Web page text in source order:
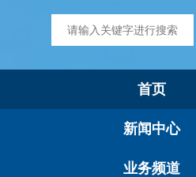
首页
新闻中心
业务频道